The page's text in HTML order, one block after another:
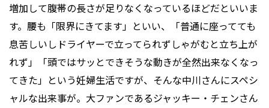
増加して腹帯の長さが足りなくなっているほどだといいま
す。腰も「限界にきてます」といい、「普通に座ってても
息苦しいしドライヤーで立ってられずしゃがむと立ち上が
れず」「頭ではサッとできそうな動きが全然出来なくなっ
てきた」という妊婦生活ですが、そんな中川さんにスペシ
ャルな出来事が。大ファンであるジャッキー・チェンさん